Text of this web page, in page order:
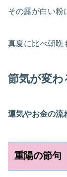
その露が白い粉
真夏に比べ朝晩
節気が変
運気やお金の流
重陽の節句